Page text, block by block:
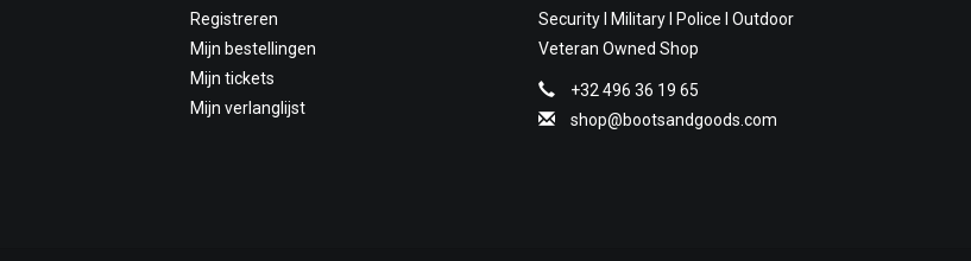
Registreren
Mijn bestellingen
Mijn tickets
Mijn verlanglijst
Security I Military I Police I Outdoor
Veteran Owned Shop
+32 496 36 19 65
shop@bootsandgoods.com